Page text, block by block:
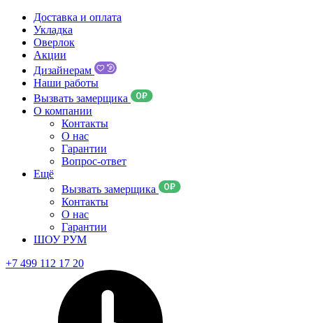
Доставка и оплата
Укладка
Оверлок
Акции
Дизайнерам
Наши работы
Вызвать замерщика
О компании
Контакты
О нас
Гарантии
Вопрос-ответ
Ещё
Вызвать замерщика
Контакты
О нас
Гарантии
ШОУ РУМ
+7 499 112 17 20